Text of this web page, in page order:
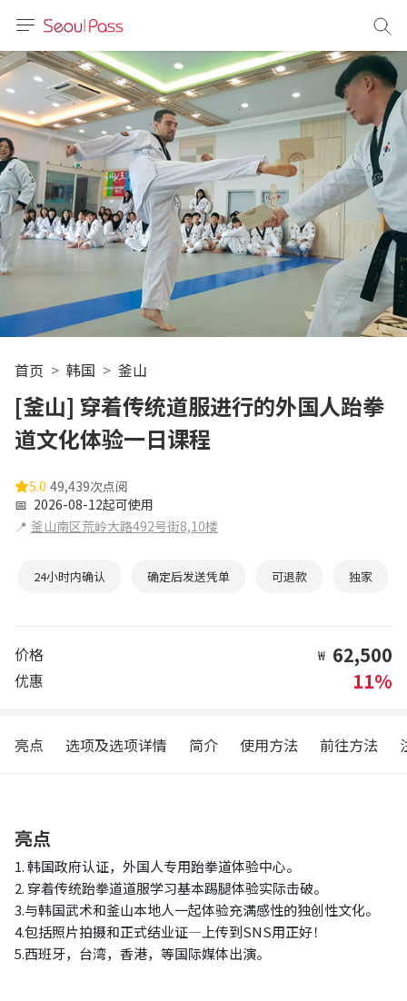
体)
(台灣)
首页 韩国 釜山
[釜山] 穿着传统道服进行的外国人跆拳
道文化体验一日课程
5.0 49,439次点阅
📅 2026-08-12起可使用
📍 釜山南区荒岭大路492号街8,10楼
24小时内确认 确定后发送凭单 可退款 独家
价格 ₩ 62,500
优惠 11%
亮点 选项及选项详情 简介 使用方法 前往方法
亮点
1. 韩国政府认证，外国人专用跆拳道体验中心。
2. 穿着传统跆拳道道服学习基本踢腿体验实际击破。
3.与韩国武术和釜山本地人一起体验充满感性的独创性文化。
4.包括照片拍摄和正式结业证—上传到SNS用正好！
5.西班牙，台湾，香港，等国际媒体出演。